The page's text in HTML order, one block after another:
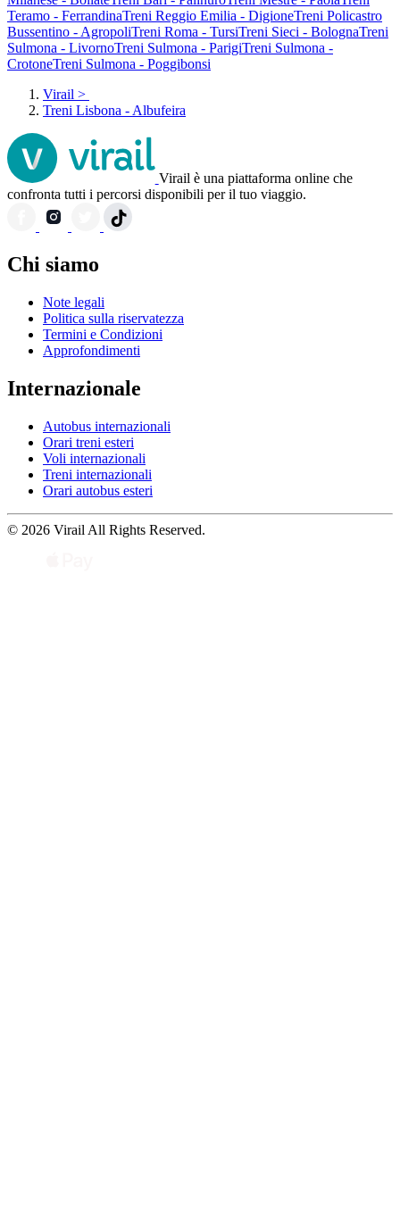
Teramo - FerrandinaTreni Reggio Emilia - DigioneTreni Policastro
Bussentino - AgropoliTreni Roma - TursiTreni Sieci - BolognaTreni
Sulmona - LivornoTreni Sulmona - ParigiTreni Sulmona -
CrotoneTreni Sulmona - Poggibonsi
Virail >
Treni Lisbona - Albufeira
Virail è una piattaforma online che
confronta tutti i percorsi disponibili per il tuo viaggio.
Chi siamo
Note legali
Politica sulla riservatezza
Termini e Condizioni
Approfondimenti
Internazionale
Autobus internazionali
Orari treni esteri
Voli internazionali
Treni internazionali
Orari autobus esteri
© 2026 Virail All Rights Reserved.